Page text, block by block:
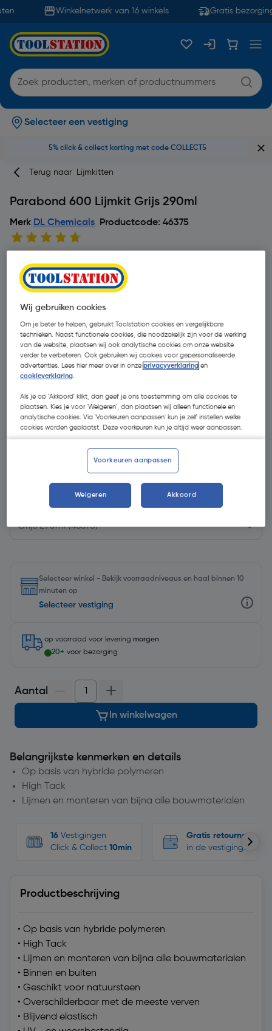
Winkelnetwerk van 16 winkels Gratis
Selecteer een vestiging
5% click & collect korting met code COLLECT5
Terug naar Lijmkitten
Parabond 600 Lijmkit Grijs 290ml
Merk DL Chemicals Productcode: 46375
| Excl. btw € 6,24€ 26,03/L
Kies productvariant
Selecteer winkel - Bekijk voorraadniveaus en haal binnen 10
minuten op
Selecteer vestiging
op voorraad voor levering morgen
20+ voor bezorging
Aantal
In winkelwagen
Belangrijkste kenmerken en details
Op basis van hybride polymeren
High Tack
Lijmen en monteren van bijna alle bouwmaterialen
16 Vestigingen
Click & Collect 10min
Gratis retourneren
in de vestigingen
Productbeschrijving
• Op basis van hybride polymeren
• High Tack
• Lijmen en monteren van bijna alle bouwmaterialen
• Binnen en buiten
• Geschikt voor natuursteen
• Overschilderbaar met de meeste verven
• Blijvend elastisch
Wij gebruiken cookies
Om je beter te helpen, gebruikt Toolstation cookies en vergelijkbare
technieken. Naast functionele cookies, die noodzakelijk zijn voor de werking
van de website, plaatsen wij ook analytische cookies om onze website
verder te verbeteren. Ook gebruiken wij cookies voor gepersonaliseerde
advertenties. Lees hier meer over in onzeprivacyverklaring en
cookieverklaring.
Als je op 'Akkoord' klikt, dan geef je ons toestemming om alle cookies te
plaatsen. Kies je voor 'Weigeren', dan plaatsen wij alleen functionele en
analytische cookies. Via 'Voorkeuren aanpassen' kun je zelf instellen welke
cookies worden geplaatst. Deze voorkeuren kun je altijd weer aanpassen.
Voorkeuren aanpassen
Weigeren Akkoord